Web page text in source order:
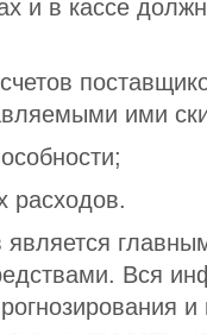
и в кассе
ими
расходов.
Вся